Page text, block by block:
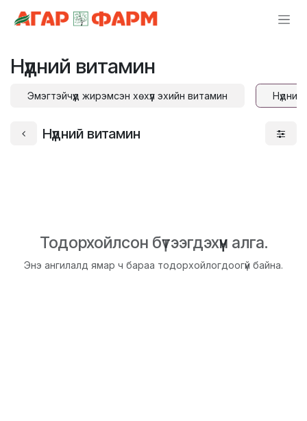
Нүдний витамин
Эмэгтэйчүүд жирэмсэн хөхүүл эхийн витамин
Нүдний витамин
Тодорхойлсон бүтээгдэхүүн алга.
Энэ ангилалд ямар ч бараа тодорхойлогдоогүй байна.